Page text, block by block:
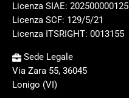
Licenza SIAE: 202500000125
Licenza SCF: 129/5/21
Licenza ITSRIGHT: 0013155
Sede Legale
Via Zara 55, 36045
Lonigo (VI)